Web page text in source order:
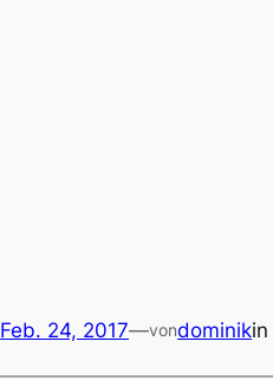
Feb. 24, 2017—vondominikin